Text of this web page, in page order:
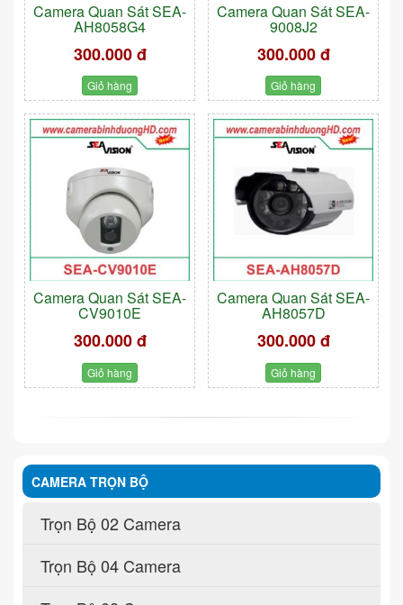
Camera Quan Sát SEA-
AH8058G4
300.000 đ
Giỏ hàng
Camera Quan Sát SEA-
9008J2
300.000 đ
Giỏ hàng
Camera Quan Sát SEA-
CV9010E
300.000 đ
Giỏ hàng
Camera Quan Sát SEA-
AH8057D
300.000 đ
Giỏ hàng
CAMERA TRỌN BỘ
Trọn Bộ 02 Camera
Trọn Bộ 04 Camera